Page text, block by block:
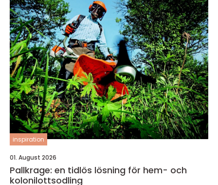
projekt. Professionella ...
inspiration
01. August 2026
Pallkrage: en tidlös lösning för hem- och
kolonilottsodling